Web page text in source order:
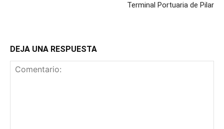
Terminal Portuaria de Pilar
DEJA UNA RESPUESTA